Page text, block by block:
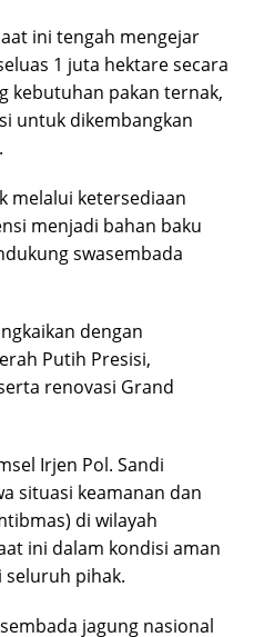
ini tengah mengejar
1 juta hektare secara
kebutuhan pakan ternak,
untuk dikembangkan
melalui ketersediaan
menjadi bahan baku
swasembada
dengan
Putih Presisi,
renovasi Grand
Irjen Pol. Sandi
situasi keamanan dan
di wilayah
ini dalam kondisi aman
pihak.
jagung nasional